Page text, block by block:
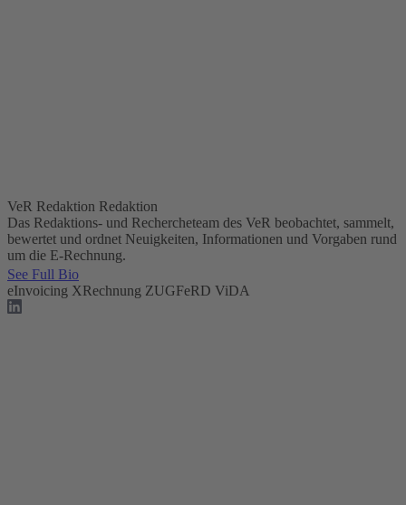
VeR Redaktion Redaktion
Das Redaktions- und Rechercheteam des VeR beobachtet, sammelt,
bewertet und ordnet Neuigkeiten, Informationen und Vorgaben rund
um die E-Rechnung.
See Full Bio
eInvoicing XRechnung ZUGFeRD ViDA